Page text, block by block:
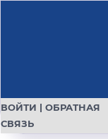
ВОЙТИ | ОБРАТНАЯ
СВЯЗЬ